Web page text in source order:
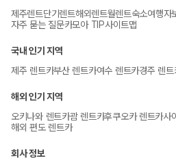
제주렌트단기렌트해외렌트월렌트숙소여행자
자주 묻는 질문카모아 TIP사이트맵
국내 인기 지역
제주 렌트카부산 렌트카여수 렌트카경주 렌트
해외 인기 지역
오키나와 렌트카괌 렌트카후쿠오카 렌트카사
해외 편도 렌트카
회사 정보